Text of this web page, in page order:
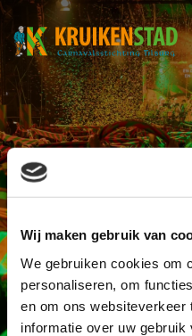
Wij maken gebruik van
We gebruiken cookies om
personaliseren, om
en om ons websiteverkeer
informatie over uw
Bork